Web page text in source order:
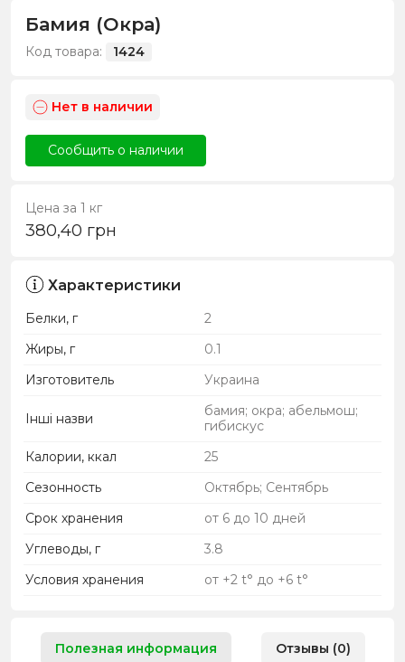
Бамия (Окра)
Код товара: 1424
Нет в наличии
Сообщить о наличии
Цена за 1 кг
380,40 грн
Характеристики
Белки, г
2
Жиры, г
0.1
Изготовитель
Украина
Інші назви
бамия; окра; абельмош;
гибискус
Калории, ккал
25
Сезонность
Октябрь; Сентябрь
Срок хранения
от 6 до 10 дней
Углеводы, г
3.8
Условия хранения
от +2 t° до +6 t°
Полезная информация Отзывы (0)